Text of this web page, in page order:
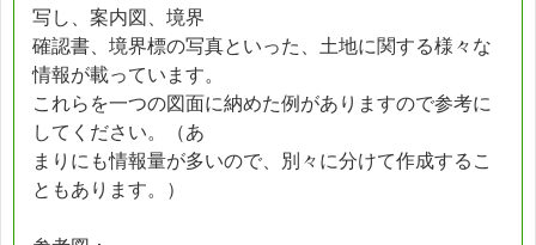
写し、案内図、境界
確認書、境界標の写真といった、土地に関する様々な
情報が載っています。
これらを一つの図面に納めた例がありますので参考に
してください。（あ
まりにも情報量が多いので、別々に分けて作成するこ
ともあります。）